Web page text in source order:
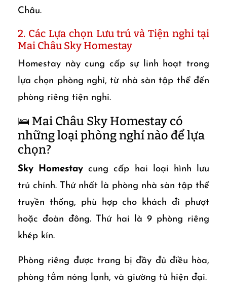
Châu.
2. Các Lựa chọn Lưu trú và Tiện nghi tại
Mai Châu Sky Homestay
Homestay này cung cấp sự linh hoạt trong
lựa chọn phòng nghỉ, từ nhà sàn tập thể đến
phòng riêng tiện nghi.
🛌 Mai Châu Sky Homestay có
những loại phòng nghỉ nào để lựa
chọn?
Sky Homestay cung cấp hai loại hình lưu
trú chính. Thứ nhất là phòng nhà sàn tập thể
truyền thống, phù hợp cho khách đi phượt
hoặc đoàn đông. Thứ hai là 9 phòng riêng
khép kín.
Phòng riêng được trang bị đầy đủ điều hòa,
phòng tắm nóng lạnh, và giường tủ hiện đại.